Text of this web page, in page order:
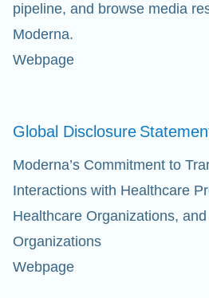
pipeline, and browse media
Moderna.
Webpage
Global Disclosure
Moderna’s Commitment to
Interactions with Healthcare
Healthcare Organizations,
Organizations
Webpage